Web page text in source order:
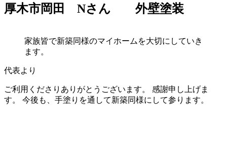
厚木市岡田 Nさん 外壁塗装
家族皆で新築同様のマイホームを大切にしていき
ます。
代表より
ご利用くださりありがとうございます。 感謝申し上げま
す。 今後も、手塗りを通して新築同様にして参ります。